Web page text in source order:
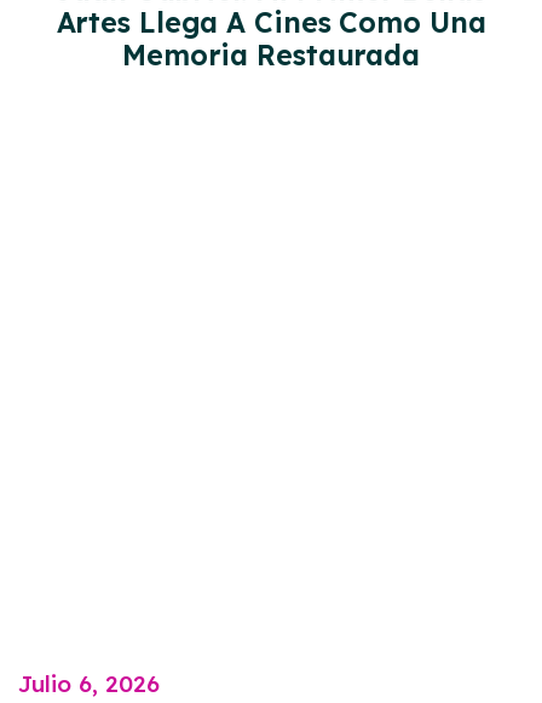
Artes Llega A Cines Como Una
Memoria Restaurada
Julio 6, 2026